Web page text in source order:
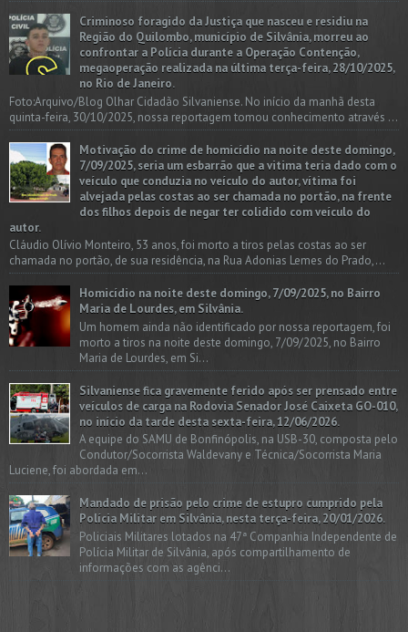
Criminoso foragido da Justiça que nasceu e residiu na
Região do Quilombo, município de Silvânia, morreu ao
confrontar a Polícia durante a Operação Contenção,
megaoperação realizada na última terça-feira, 28/10/2025,
no Rio de Janeiro.
Foto:Arquivo/Blog Olhar Cidadão Silvaniense. No início da manhã desta
quinta-feira, 30/10/2025, nossa reportagem tomou conhecimento através ...
Motivação do crime de homicídio na noite deste domingo,
7/09/2025, seria um esbarrão que a vitima teria dado com o
veículo que conduzia no veículo do autor, vítima foi
alvejada pelas costas ao ser chamada no portão, na frente
dos filhos depois de negar ter colidido com veículo do
autor.
Cláudio Olívio Monteiro, 53 anos, foi morto a tiros pelas costas ao ser
chamada no portão, de sua residência, na Rua Adonias Lemes do Prado,...
Homicídio na noite deste domingo, 7/09/2025, no Bairro
Maria de Lourdes, em Silvânia.
Um homem ainda não identificado por nossa reportagem, foi
morto a tiros na noite deste domingo, 7/09/2025, no Bairro
Maria de Lourdes, em Si...
Silvaniense fica gravemente ferido após ser prensado entre
veículos de carga na Rodovia Senador José Caixeta GO-010,
no início da tarde desta sexta-feira, 12/06/2026.
A equipe do SAMU de Bonfinópolis, na USB-30, composta pelo
Condutor/Socorrista Waldevany e Técnica/Socorrista Maria
Luciene, foi abordada em...
Mandado de prisão pelo crime de estupro cumprido pela
Polícia Militar em Silvânia, nesta terça-feira, 20/01/2026.
Policiais Militares lotados na 47ª Companhia Independente de
Polícia Militar de Silvânia, após compartilhamento de
informações com as agênci...